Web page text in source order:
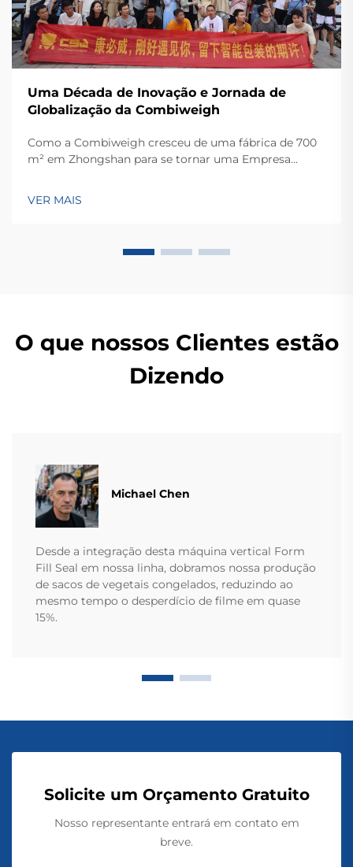
Uma Década de Inovação e Jornada de
Globalização da Combiweigh
Como a Combiweigh cresceu de uma fábrica de 700
m² em Zhongshan para se tornar uma Empresa
pesagem — solicite ainda hoje uma consulta global
VER MAIS
O que nossos Clientes estão
Dizendo
Michael Chen
Desde a integração desta máquina vertical Form
Fill Seal em nossa linha, dobramos nossa produção
de sacos de vegetais congelados, reduzindo ao
mesmo tempo o desperdício de filme em quase
15%.
Solicite um Orçamento Gratuito
Nosso representante entrará em contato em
breve.